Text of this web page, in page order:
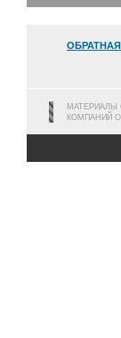
МАТЕРИАЛЫ
КОМПАНИЙ